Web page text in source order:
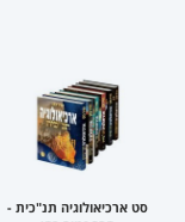
סט ארכיאולוגיה תנ"כית -